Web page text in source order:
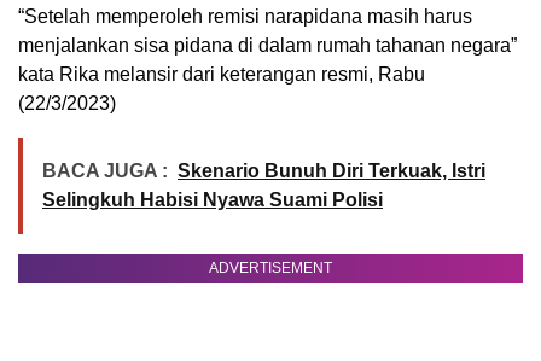
“Setelah memperoleh remisi narapidana masih harus
menjalankan sisa pidana di dalam rumah tahanan negara”
kata Rika melansir dari keterangan resmi, Rabu
(22/3/2023)
BACA JUGA : Skenario Bunuh Diri Terkuak, Istri
Selingkuh Habisi Nyawa Suami Polisi
ADVERTISEMENT